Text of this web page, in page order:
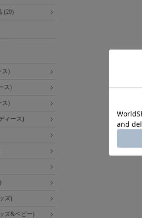
(29)
ス)
ス)
ス)
ィース)
ズ)
ズ&ベビー)